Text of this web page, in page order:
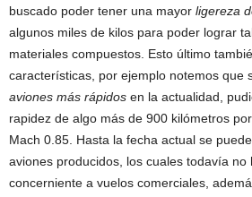
buscado poder tener una mayor ligereza
algunos miles de kilos para poder lograr
materiales compuestos. Esto último
características, por ejemplo notemos que
aviones más rápidos en la actualidad,
rapidez de algo más de 900 kilómetros
Mach 0.85. Hasta la fecha actual se
aviones producidos, los cuales todavía
concerniente a vuelos comerciales,